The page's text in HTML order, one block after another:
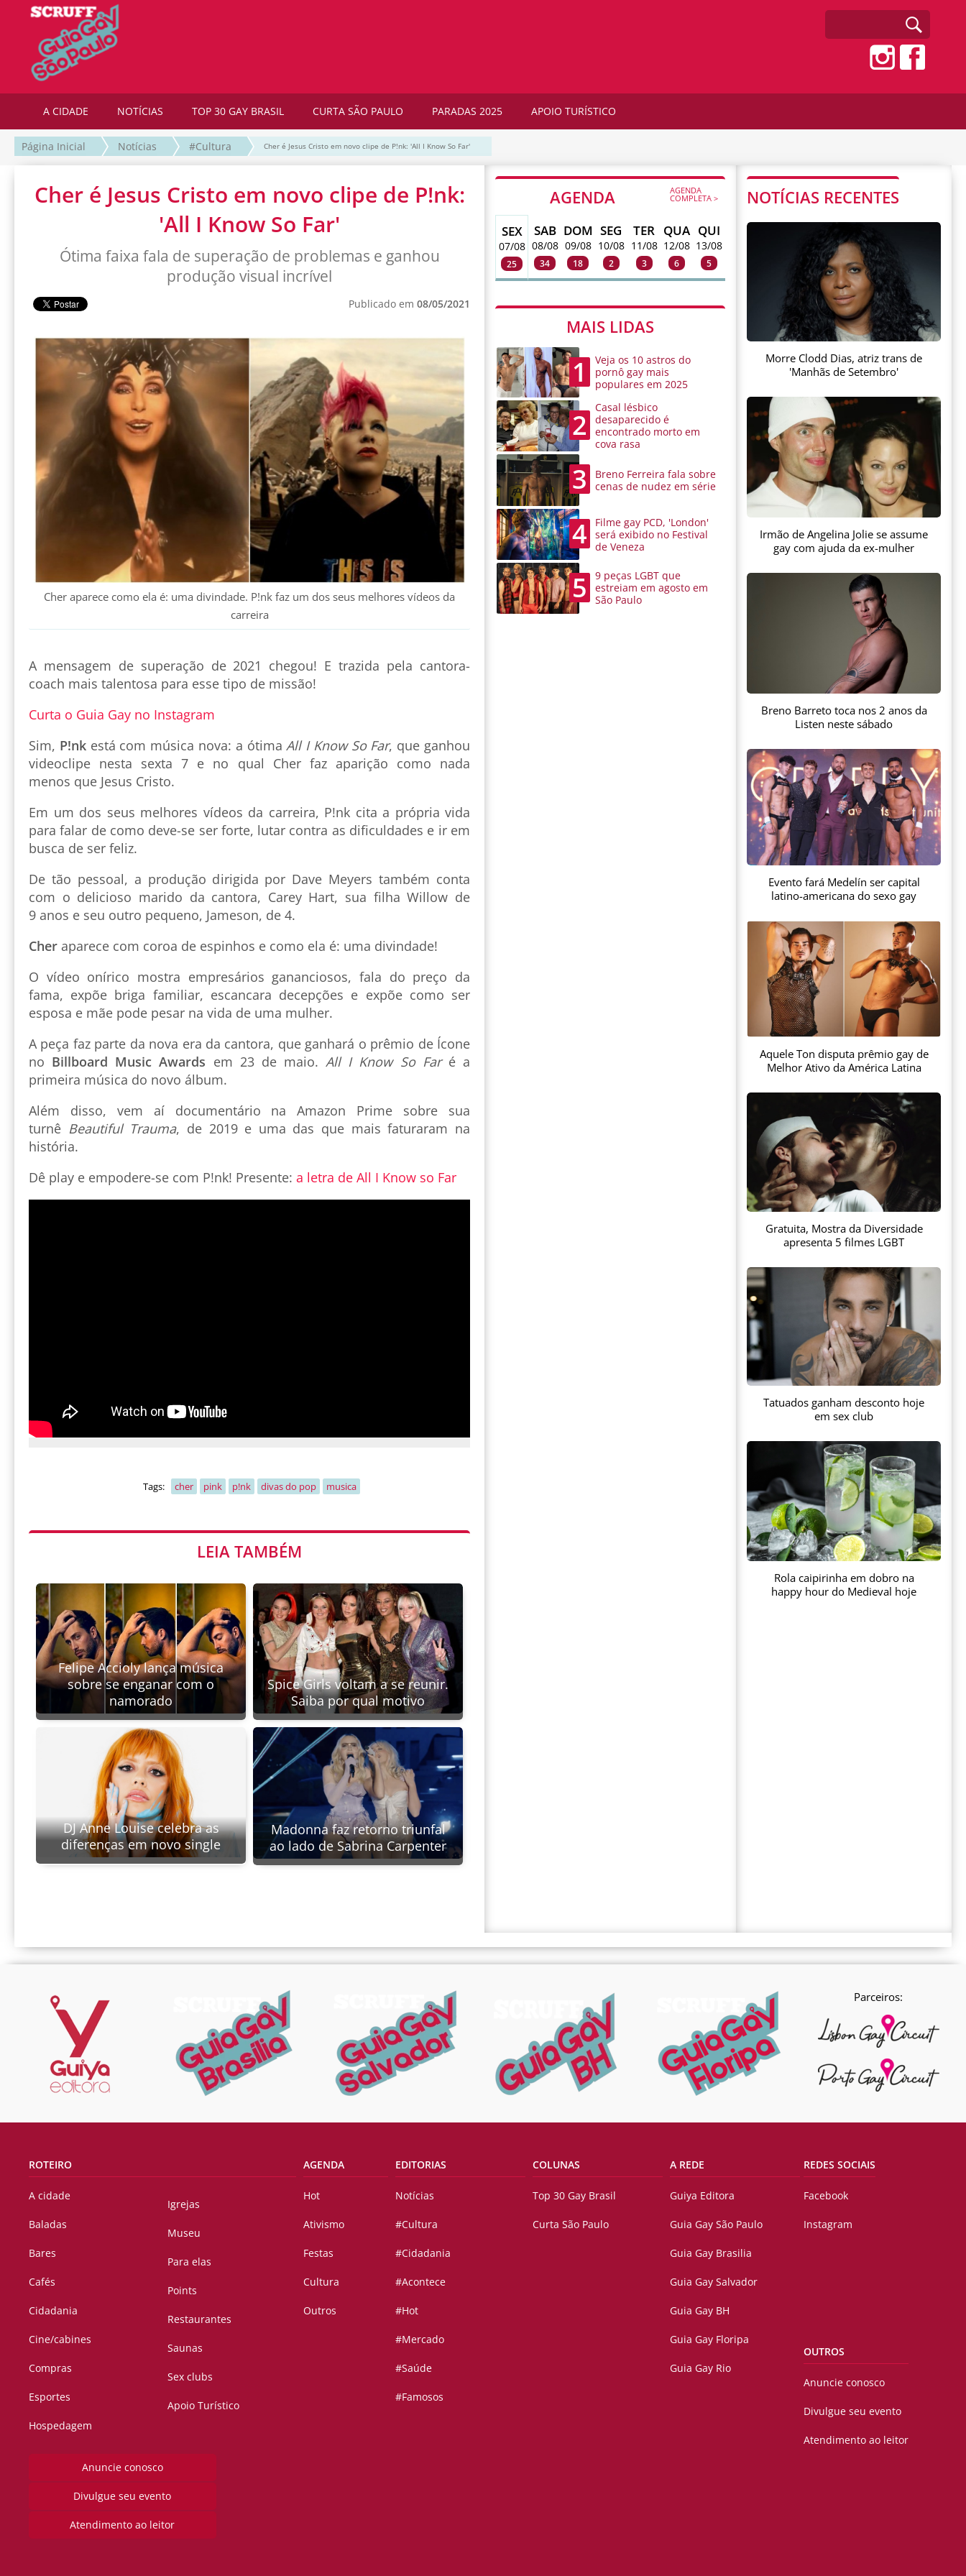
A CIDADE NOTÍCIAS TOP 30 GAY BRASIL CURTA SÃO PAULO PARADAS 2025 APOIO TURÍSTICO
Página Inicial Notícias #Cultura Cher é Jesus Cristo em novo clipe de P!nk: 'All I Know So Far'
Cher é Jesus Cristo em novo clipe de P!nk:
'All I Know So Far'
Ótima faixa fala de superação de problemas e ganhou
produção visual incrível
Publicado em 08/05/2021
Cher aparece como ela é: uma divindade. P!nk faz um dos seus melhores vídeos da
carreira
A mensagem de superação de 2021 chegou! E trazida pela cantora-
coach mais talentosa para esse tipo de missão!
Curta o Guia Gay no Instagram
Sim, P!nkestá com música nova: a ótimaAll I Know So Far, que ganhou
videoclipe nesta sexta 7 e no qual Cher faz aparição como nada
menos que Jesus Cristo.
Em um dos seus melhores vídeos da carreira, P!nk cita a própria vida
para falar de como deve-se ser forte, lutar contra as dificuldades e ir em
busca de ser feliz.
De tão pessoal, a produção dirigida por Dave Meyers também conta
com o delicioso marido da cantora, Carey Hart, sua filha Willow de
9 anos e seu outro pequeno, Jameson, de 4.
Cher aparece com coroa de espinhos e como ela é: uma divindade!
O vídeo onírico mostra empresários gananciosos, fala do preço da
fama, expõe briga familiar, escancara decepções e expõe como ser
esposa e mãe pode pesar na vida de uma mulher.
A peça faz parte da nova era da cantora, que ganhará o prêmio de Ícone
no Billboard Music Awards em 23 de maio.All I Know So Faré a
primeira música do novo álbum.
Além disso, vem aí documentário na Amazon Prime sobre sua
turnê Beautiful Trauma, de 2019 e uma das que mais faturaram na
história.
Dê play e empodere-se com P!nk! Presente: a letra de All I Know so Far
Tags: cher pink p!nk divas do pop musica
LEIA TAMBÉM
Felipe Accioly lança música
sobre se enganar com o
namorado
Spice Girls voltam a se reunir.
Saiba por qual motivo
DJ Anne Louise celebra as
diferenças em novo single
Madonna faz retorno triunfal
ao lado de Sabrina Carpenter
AGENDA AGENDA
COMPLETA >
SEX
07/08
25
SAB
08/08
34
DOM
09/08
18
SEG
10/08
2
TER
11/08
3
QUA
12/08
6
QUI
13/08
5
MAIS LIDAS
1
Veja os 10 astros do
pornô gay mais
populares em 2025
2
Casal lésbico
desaparecido é
encontrado morto em
cova rasa
3
Breno Ferreira fala sobre
cenas de nudez em série
4
Filme gay PCD, 'London'
será exibido no Festival
de Veneza
5
9 peças LGBT que
estreiam em agosto em
São Paulo
NOTÍCIAS RECENTES
Morre Clodd Dias, atriz trans de
'Manhãs de Setembro'
Irmão de Angelina Jolie se assume
gay com ajuda da ex-mulher
Breno Barreto toca nos 2 anos da
Listen neste sábado
Evento fará Medelín ser capital
latino-americana do sexo gay
Aquele Ton disputa prêmio gay de
Melhor Ativo da América Latina
Gratuita, Mostra da Diversidade
apresenta 5 filmes LGBT
Tatuados ganham desconto hoje
em sex club
Rola caipirinha em dobro na
happy hour do Medieval hoje
Parceiros:
ROTEIRO
A cidade
Baladas
Bares
Cafés
Cidadania
Cine/cabines
Compras
Esportes
Hospedagem
Igrejas
Museu
Para elas
Points
Restaurantes
Saunas
Sex clubs
Apoio Turístico
Anuncie conosco
Divulgue seu evento
Atendimento ao leitor
AGENDA
Hot
Ativismo
Festas
Cultura
Outros
EDITORIAS
Notícias
#Cultura
#Cidadania
#Acontece
#Hot
#Mercado
#Saúde
#Famosos
COLUNAS
Top 30 Gay Brasil
Curta São Paulo
A REDE
Guiya Editora
Guia Gay São Paulo
Guia Gay Brasilia
Guia Gay Salvador
Guia Gay BH
Guia Gay Floripa
Guia Gay Rio
REDES SOCIAIS
Facebook
Instagram
OUTROS
Anuncie conosco
Divulgue seu evento
Atendimento ao leitor